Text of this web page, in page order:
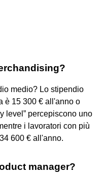
medio? Lo stipendio
è 15 300 € all'anno o
level” percepiscono uno
i lavoratori con più
600 € all'anno.
manager?